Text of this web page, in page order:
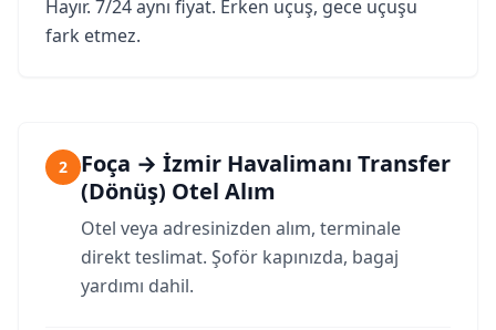
Hayır. 7/24 aynı fiyat. Erken uçuş, gece uçuşu
fark etmez.
2
Foça → İzmir Havalimanı Transfer
(Dönüş) Otel Alım
Otel veya adresinizden alım, terminale
direkt teslimat. Şoför kapınızda, bagaj
yardımı dahil.